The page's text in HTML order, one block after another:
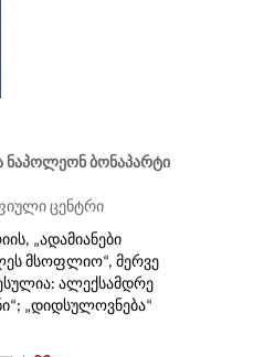
ნაპოლეონ ბონაპარტი
ცენტრი
„ადამიანები
მსოფლიო“, მერვე
ალექსამდრე
„დიდსულოვნება“